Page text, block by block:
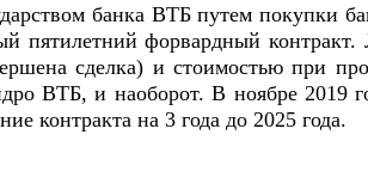
банка ВТБ путем покупки
форвардный
сделка) и стоимостью при
ВТБ, и наоборот. В ноябре 2019
контракта на 3 года до 2025 года.